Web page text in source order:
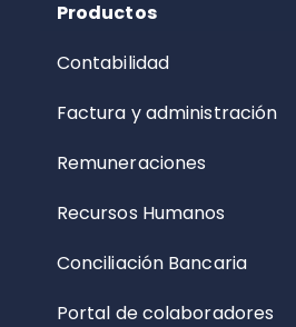
Productos
Contabilidad
Factura y administración
Remuneraciones
Recursos Humanos
Conciliación Bancaria
Portal de colaboradores